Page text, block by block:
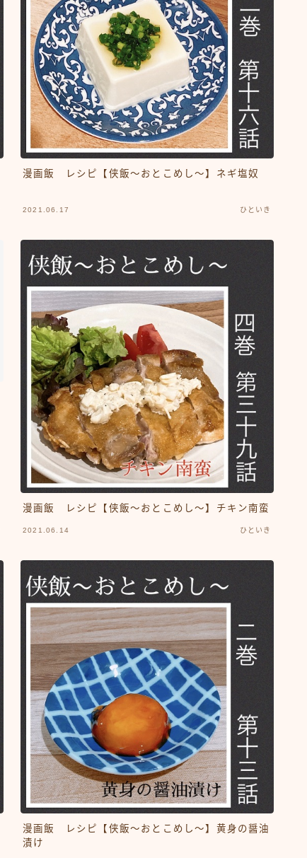
漫画飯 レシピ【侠飯～おとこめし～】ネギ塩奴
2021.06.17 ひといき
漫画飯 レシピ【侠飯～おとこめし～】チキン南蛮
2021.06.14 ひといき
漫画飯 レシピ【侠飯～おとこめし～】黄身の醤油
漬け